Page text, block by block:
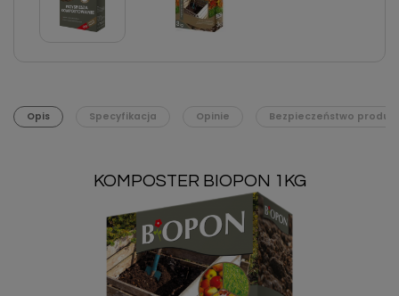
Opis Specyfikacja Opinie Bezpieczeństwo
KOMPOSTER BIOPON 1KG